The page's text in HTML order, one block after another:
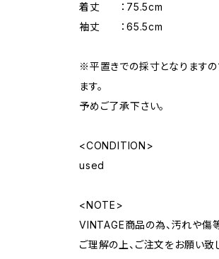
着丈 ：75.5cm
袖丈 ：65.5cm
※平置きでの採寸となります
ます。
予めご了承下さい。
<CONDITION>
used
<NOTE>
VINTAGE商品の為、汚れや傷
ご理解の上、ご注文をお願い致